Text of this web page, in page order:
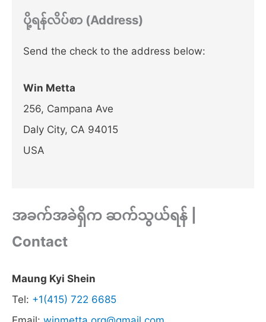
ပို့ရန်လိပ်စာ (Address)
Send the check to the address below:
Win Metta
256, Campana Ave
Daly City, CA 94015
USA
အခက်အခဲရှိက ဆက်သွယ်ရန် |
Contact
Maung Kyi Shein
Tel: +1(415) 722 6685